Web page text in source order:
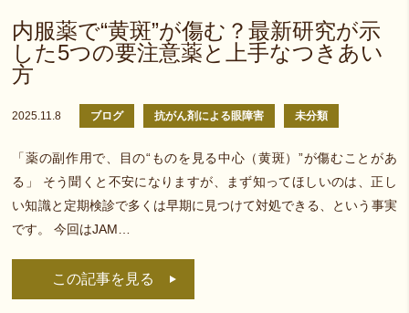
内服薬で“黄斑”が傷む？最新研究が示
した5つの要注意薬と上手なつきあい
方
2025.11.8 ブログ 抗がん剤による眼障害 未分類
「薬の副作用で、目の“ものを見る中心（黄斑）”が傷むことがあ
る」 そう聞くと不安になりますが、まず知ってほしいのは、正し
い知識と定期検診で多くは早期に見つけて対処できる、という事実
です。 今回はJAM…
この記事を見る